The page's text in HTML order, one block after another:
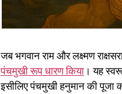
जब भगवान राम और लक्ष्मण
पंचमुखी रूप धारण किया । यह
इसीलिए पंचमुखी हनुमान की पूजा